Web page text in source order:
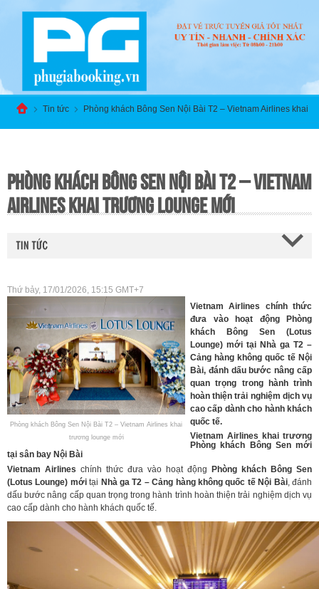
Tin tức Phòng khách Bông Sen Nội Bài T2 – Vietnam Airlines khai
PHÒNG KHÁCH BÔNG SEN NỘI BÀI T2 – VIETNAM
AIRLINES KHAI TRƯƠNG LOUNGE MỚI
Thứ bảy, 17/01/2026, 15:15 GMT+7
Phòng khách Bông Sen Nội Bài T2 – Vietnam Airlines khai
trương lounge mới
Vietnam Airlines chính thức
đưa vào hoạt động Phòng
khách Bông Sen (Lotus
Lounge) mới tại Nhà ga T2 –
Cảng hàng không quốc tế Nội
Bài, đánh dấu bước nâng cấp
quan trọng trong hành trình
hoàn thiện trải nghiệm dịch vụ
cao cấp dành cho hành khách
quốc tế.
Vietnam Airlines khai trương
Phòng khách Bông Sen mới
tại sân bay Nội Bài
Vietnam Airlines chính thức đưa vào hoạt động Phòng khách Bông Sen
(Lotus Lounge) mớitại Nhà ga T2 – Cảng hàng không quốc tế Nội Bài, đánh
dấu bước nâng cấp quan trọng trong hành trình hoàn thiện trải nghiệm dịch vụ
cao cấp dành cho hành khách quốc tế.